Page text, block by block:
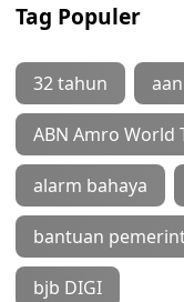
Tag Populer
32 tahun
ABN Amro World
alarm bahaya
bantuan
bjb DIGI